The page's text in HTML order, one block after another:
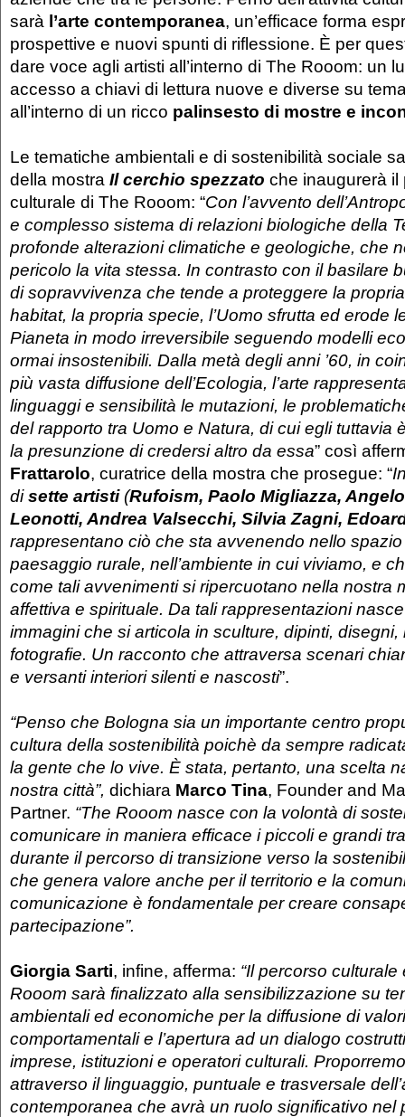
sarà l’arte contemporanea, un’efficace forma
prospettive e nuovi spunti di riflessione. È per
dare voce agli artisti all’interno di The Rooom: un
accesso a chiavi di lettura nuove e diverse su
all’interno di un ricco palinsesto di mostre e
Le tematiche ambientali e di sostenibilità sociale
della mostra Il cerchio spezzato che inaugurerà il
culturale di The Rooom: “Con l’avvento
e complesso sistema di relazioni biologiche della
profonde alterazioni climatiche e geologiche, che
pericolo la vita stessa. In contrasto con il basilare
di sopravvivenza che tende a proteggere la
habitat, la propria specie, l’Uomo sfrutta ed erode
Pianeta in modo irreversibile seguendo modelli
ormai insostenibili. Dalla metà degli anni ’60, in
più vasta diffusione dell’Ecologia, l’arte
linguaggi e sensibilità le mutazioni, le
del rapporto tra Uomo e Natura, di cui egli tuttavia
la presunzione di credersi altro da essa” così
Frattarolo, curatrice della mostra che prosegue: “
disette artisti(Rufoism, Paolo Migliazza,
Leonotti, Andrea Valsecchi, Silvia Zagni,
rappresentano ciò che sta avvenendo nello
paesaggio rurale, nell’ambiente in cui viviamo, e
come tali avvenimenti si ripercuotano nella nostra
affettiva e spirituale. Da tali rappresentazioni
immagini che si articola in sculture, dipinti, disegni,
fotografie. Un racconto che attraversa scenari
e versanti interiori silenti e nascosti”.
“Penso che Bologna sia un importante centro
cultura della sostenibilità poichè da sempre
la gente che lo vive. È stata, pertanto, una scelta
nostra città”, dichiara Marco Tina, Founder and
Partner. “The Rooom nasce con la volontà di
comunicare in maniera efficace i piccoli e grandi
durante il percorso di transizione verso la
che genera valore anche per il territorio e la
comunicazione è fondamentale per creare
partecipazione”.
Giorgia Sarti, infine, afferma: “Il percorso
Rooom sarà finalizzato alla sensibilizzazione su
ambientali ed economiche per la diffusione di
comportamentali e l’apertura ad un dialogo
imprese, istituzioni e operatori culturali.
attraverso il linguaggio, puntuale e trasversale
contemporanea che avrà un ruolo significativo nel